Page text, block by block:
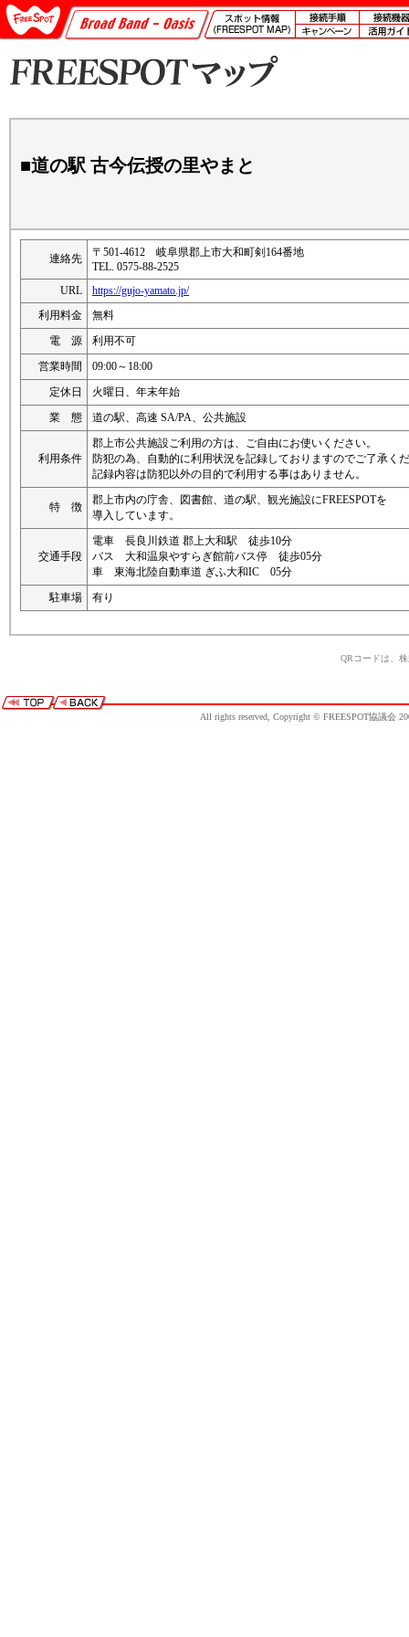
■道の駅 古今伝授の里やまと
連絡先
〒501-4612 岐阜県郡上市大和町剣164番地
TEL. 0575-88-2525
URL
https://gujo-yamato.jp/
利用料金
無料
電 源
利用不可
営業時間
09:00～18:00
定休日
火曜日、年末年始
業 態
道の駅、高速 SA/PA、公共施設
利用条件
郡上市公共施設ご利用の方は、ご自由にお使いください。
防犯の為、自動的に利用状況を記録しておりますのでご了承く
記録内容は防犯以外の目的で利用する事はありません。
特 徴
郡上市内の庁舎、図書館、道の駅、観光施設にFREESPOTを
導入しています。
交通手段
電車 長良川鉄道 郡上大和駅 徒歩10分
バス 大和温泉やすらぎ館前バス停 徒歩05分
車 東海北陸自動車道 ぎふ大和IC 05分
駐車場
有り
QRコードは、
All rights reserved, Copyright © FREESPOT協議会